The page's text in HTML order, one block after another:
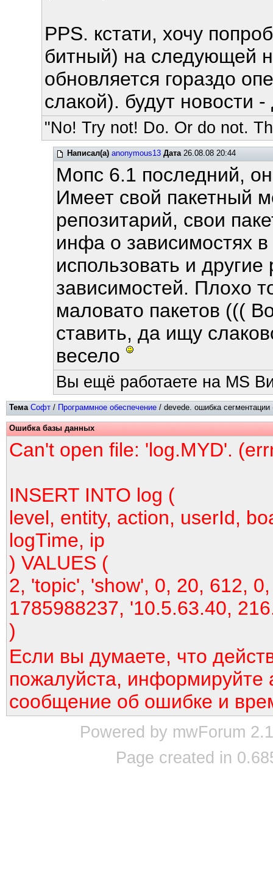
PPS. кстати, хочу
битный) на следующей
обновляется гораздо
слакой). будут новости
"No! Try not! Do. Or do not.
Написал(а) anonymous13 Дата26.08.08 20:44
Мопс 6.1 последний,
Имеет свой пакетный
репозитарий, свои
инфа о зависимостях
использовать и
зависимостей. Плохо
маловато пакетов (((
ставить, да ищу
весело
Вы ещё работаете на MS
Тема Софт / Программное обеспечение / devede. ошибка сегментации
Ошибка базы данных
Can't open file: 'log.MYD'.
INSERT INTO log (
level, entity, action, userId,
logTime, ip
) VALUES (
2, 'topic', 'show', 0, 20, 612,
1785988237, '10.5.63.40,
)
Если вы думаете, что
пожалуйста, информируйте
сообщение об ошибке и
Powered by mwForum
Page created in